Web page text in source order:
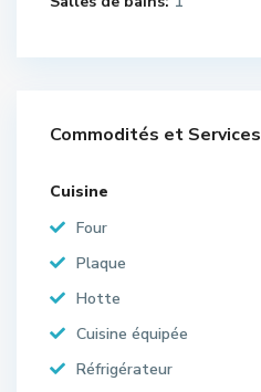
Commodités et Services
Cuisine
Four
Plaque
Hotte
Cuisine équipée
Réfrigérateur